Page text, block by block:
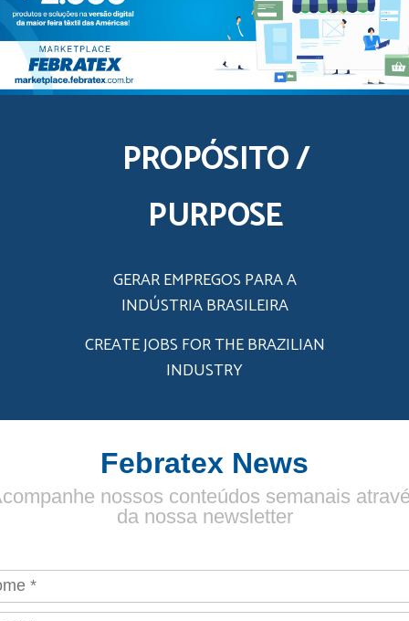
PROPÓSITO /
PURPOSE
GERAR EMPREGOS PARA A
INDÚSTRIA BRASILEIRA
CREATE JOBS FOR THE BRAZILIAN
INDUSTRY
Febratex News
nossos conteúdos semanais
da nossa newsletter